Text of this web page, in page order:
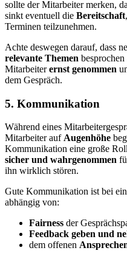
sollte der Mitarbeiter merken,
sinkt eventuell die Bereitschaft
Terminen teilzunehmen.
Achte deswegen darauf, dass
relevante Themen
Mitarbeiterernst genommen
dem Gespräch.
5. Kommunikation
Während eines
Mitarbeiter auf Augenhöhe
Kommunikation eine große
sicher und wahrgenommen
ihn wirklich stören.
Gute Kommunikation ist bei
abhängig von:
Fairness der
Feedback geben und
dem offenen